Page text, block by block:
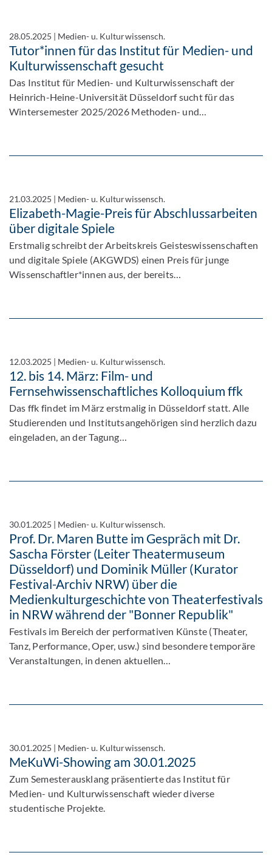
28.05.2025 | Medien- u. Kulturwissensch.
Tutor*innen für das Institut für Medien- und
Kulturwissenschaft gesucht
Das Institut für Medien- und Kulturwissenschaft der
Heinrich-Heine-Universität Düsseldorf sucht für das
Wintersemester 2025/2026 Methoden- und…
21.03.2025 | Medien- u. Kulturwissensch.
Elizabeth-Magie-Preis für Abschlussarbeiten
über digitale Spiele
Erstmalig schreibt der Arbeitskreis Geisteswissenschaften
und digitale Spiele (AKGWDS) einen Preis für junge
Wissenschaftler*innen aus, der bereits…
12.03.2025 | Medien- u. Kulturwissensch.
12. bis 14. März: Film- und
Fernsehwissenschaftliches Kolloquium ffk
Das ffk findet im März erstmalig in Düsseldorf statt. Alle
Studierenden und Institutsangehörigen sind herzlich dazu
eingeladen, an der Tagung…
30.01.2025 | Medien- u. Kulturwissensch.
Prof. Dr. Maren Butte im Gespräch mit Dr.
Sascha Förster (Leiter Theatermuseum
Düsseldorf) und Dominik Müller (Kurator
Festival-Archiv NRW) über die
Medienkulturgeschichte von Theaterfestivals
in NRW während der "Bonner Republik"
Festivals im Bereich der performativen Künste (Theater,
Tanz, Performance, Oper, usw.) sind besondere temporäre
Veranstaltungen, in denen aktuellen…
30.01.2025 | Medien- u. Kulturwissensch.
MeKuWi-Showing am 30.01.2025
Zum Semesterausklang präsentierte das Institut für
Medien- und Kulturwissenschaft wieder diverse
studentische Projekte.